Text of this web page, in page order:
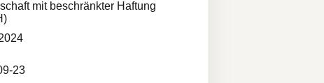
mit beschränkter Haftung
23